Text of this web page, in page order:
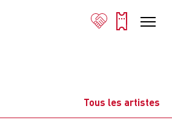
Tous les artistes